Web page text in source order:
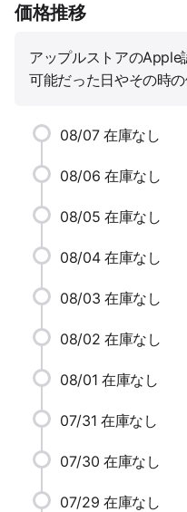
価格推移
アップルストアのApple
可能だった日やその時の
08/07 在庫なし
08/06 在庫なし
08/05 在庫なし
08/04 在庫なし
08/03 在庫なし
08/02 在庫なし
08/01 在庫なし
07/31 在庫なし
07/30 在庫なし
07/29 在庫なし